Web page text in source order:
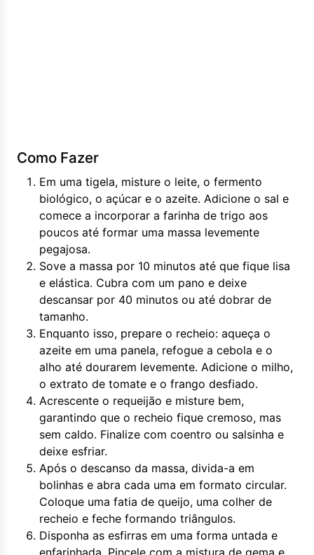
Como Fazer
Em uma tigela, misture o leite, o fermento
biológico, o açúcar e o azeite. Adicione o sal e
comece a incorporar a farinha de trigo aos
poucos até formar uma massa levemente
pegajosa.
Sove a massa por 10 minutos até que fique lisa
e elástica. Cubra com um pano e deixe
descansar por 40 minutos ou até dobrar de
tamanho.
Enquanto isso, prepare o recheio: aqueça o
azeite em uma panela, refogue a cebola e o
alho até dourarem levemente. Adicione o milho,
o extrato de tomate e o frango desfiado.
Acrescente o requeijão e misture bem,
garantindo que o recheio fique cremoso, mas
sem caldo. Finalize com coentro ou salsinha e
deixe esfriar.
Após o descanso da massa, divida-a em
bolinhas e abra cada uma em formato circular.
Coloque uma fatia de queijo, uma colher de
recheio e feche formando triângulos.
Disponha as esfirras em uma forma untada e
enfarinhada. Pincele com a mistura de gema e